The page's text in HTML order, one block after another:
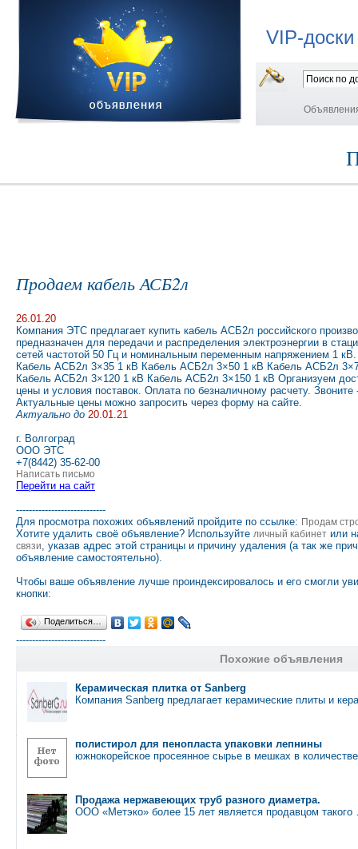
VIP-
Продаем кабель АСБ2л
26.01.20
Компания ЭТС предлагает купить кабель АСБ2л российского
предназначен для передачи и распределения электроэнергии в
сетей частотой 50 Гц и номинальным переменным напряжением 1
Кабель АСБ2л 3×35 1 кВ Кабель АСБ2л 3×50 1 кВ Кабель АСБ2л
Кабель АСБ2л 3×120 1 кВ Кабель АСБ2л 3×150 1 кВ Организуем
цены и условия поставок. Оплата по безналичному расчету.
Актуальные цены можно запросить через форму на сайте.
Актуально до 20.01.21
г. Волгоград
ООО ЭТС
+7(8442) 35-62-00
Написать письмо
Перейти на сайт
----------------------------
Для просмотра похожих объявлений пройдите по ссылке: Продам
Хотите удалить своё объявление? Используйте личный кабинет или
связи, указав адрес этой страницы и причину удаления (а так же
объявление самостоятельно).
Чтобы ваше объявление лучше проиндексировалось и его смогли
кнопки:
Поделиться…
----------------------------
Похожие объявления
Керамическая плитка от Sanberg
Компания Sanberg предлагает керамические плиты и
полистирол для пенопласта упаковки лепнины
южнокорейское просеянное сырье в мешках в
Продажа нержавеющих труб разного диаметра.
ООО «Метэко» более 15 лет является продавцом